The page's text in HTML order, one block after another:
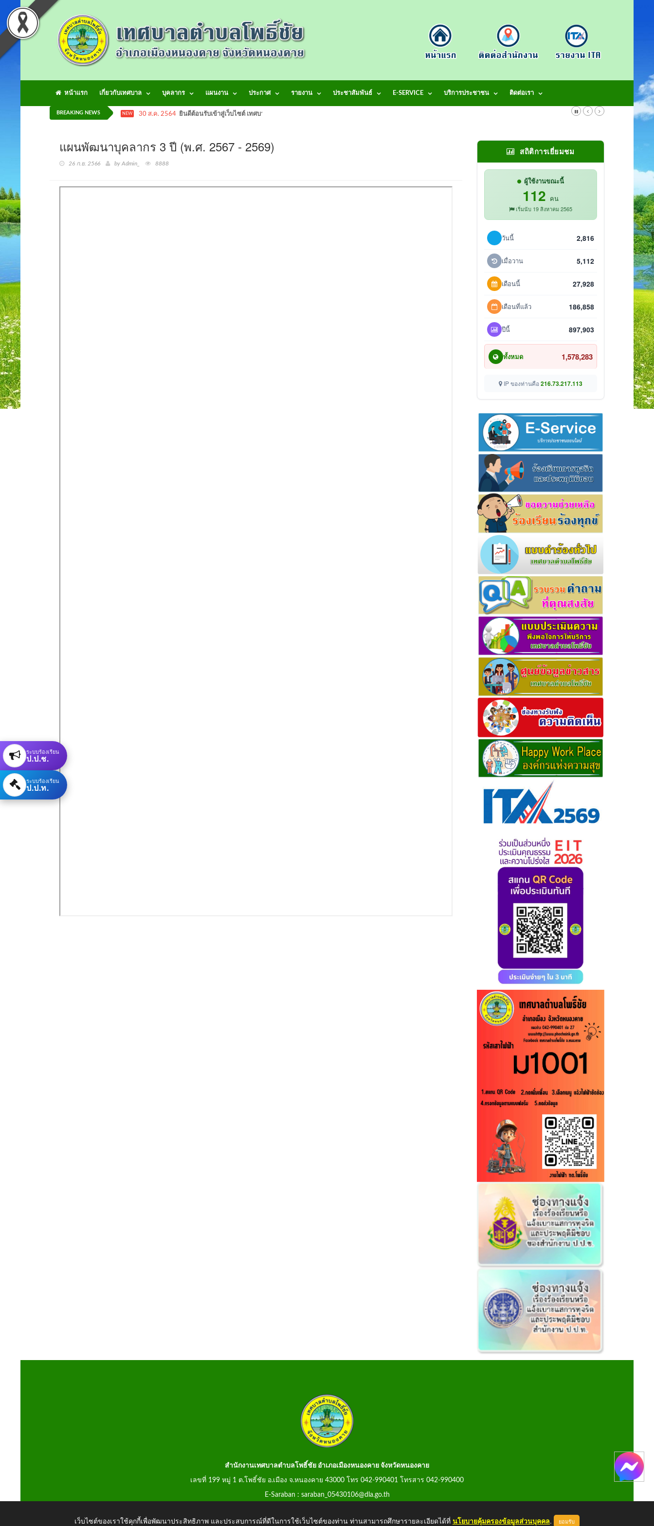
หน้าแรก เกี่ยวกับเทศบาล บุคลากร แผนงาน ประกาศ รายงาน ประชาสัมพันธ์ E-SERVICE บริการประชาชน ติดต่อเรา
BREAKING NEWS NEW 30 ส.ค. 2564 ยินดีต้อนรับเข้าสู่เว็บไซต์ เทศบาลตำบลโพธิ์ชัย
แผนพัฒนาบุคลากร 3 ปี (พ.ศ. 2567 - 2569)
26 ก.ย. 2566 by Admin_ 8888
สถิติการเยี่ยมชม
ผู้ใช้งานขณะนี้
112 คน
เริ่มนับ 19 สิงหาคม 2565
วันนี้ 2,816
เมื่อวาน 5,112
เดือนนี้ 27,928
เดือนที่แล้ว 186,858
ปีนี้ 897,903
ทั้งหมด 1,578,283
IP ของท่านคือ 216.73.217.113
สำนักงานเทศบาลตำบลโพธิ์ชัย อำเภอเมืองหนองคาย จังหวัดหนองคาย
เลขที่ 199 หมู่ 1 ต.โพธิ์ชัย อ.เมือง จ.หนองคาย 43000 โทร 042-990401 โทรสาร 042-990400
E-Saraban : saraban_05430106@dla.go.th
ระบบร้องเรียน
ป.ป.ช.
ระบบร้องเรียน
ป.ป.ท.
เว็บไซต์ของเราใช้คุกกี้เพื่อพัฒนาประสิทธิภาพ และประสบการณ์ที่ดีในการใช้เว็บไซต์ของท่าน ท่านสามารถศึกษารายละเอียดได้ที่ นโยบายคุ้มครองข้อมูลส่วนบุคคล. ยอมรับ